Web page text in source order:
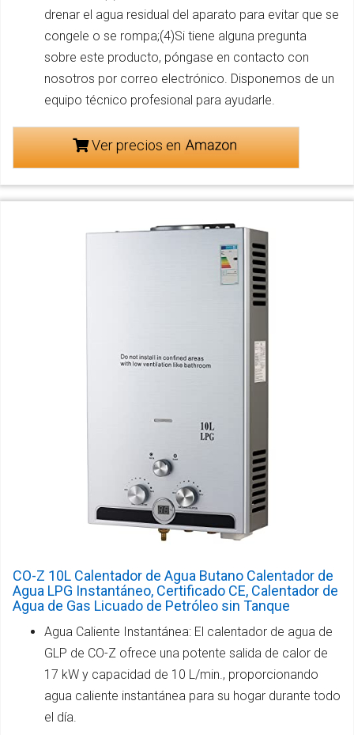
drenar el agua residual del aparato para evitar que se
congele o se rompa;(4)Si tiene alguna pregunta
sobre este producto, póngase en contacto con
nosotros por correo electrónico. Disponemos de un
equipo técnico profesional para ayudarle.
Ver precios en
CO-Z 10L Calentador de Agua Butano Calentador de
Agua LPG Instantáneo, Certificado CE, Calentador de
Agua de Gas Licuado de Petróleo sin Tanque
Agua Caliente Instantánea: El calentador de agua de
GLP de CO-Z ofrece una potente salida de calor de
17 kW y capacidad de 10 L/min., proporcionando
agua caliente instantánea para su hogar durante todo
el día.